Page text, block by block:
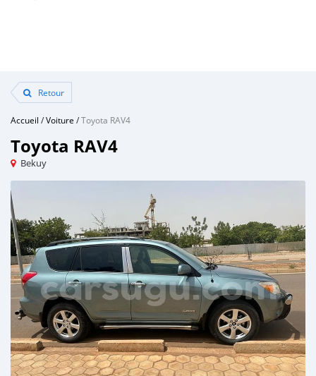
Retour
Accueil /Voiture /Toyota RAV4
Toyota RAV4
Bekuy